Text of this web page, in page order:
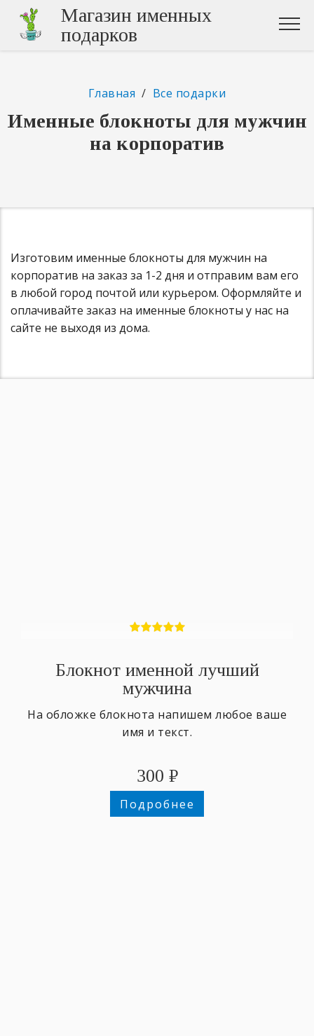
Магазин именных
подарков
Главная / Все подарки
Именные блокноты для мужчин
на корпоратив
Изготовим именные блокноты для мужчин на
корпоратив на заказ за 1-2 дня и отправим вам его
в любой город почтой или курьером. Оформляйте и
оплачивайте заказ на именные блокноты у нас на
сайте не выходя из дома.
Блокнот именной лучший
мужчина
На обложке блокнота напишем любое ваше
имя и текст.
300 ₽
Подробнее